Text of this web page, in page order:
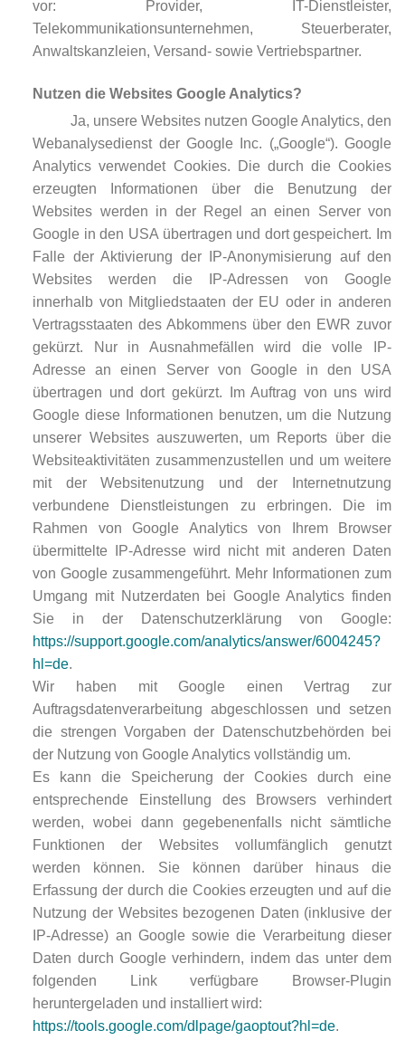
vor: Provider, IT-Dienstleister,
Telekommunikationsunternehmen, Steuerberater,
Anwaltskanzleien, Versand- sowie Vertriebspartner.
Nutzen die Websites Google Analytics?
Ja, unsere Websites nutzen Google Analytics, den
Webanalysedienst der Google Inc. („Google“). Google
Analytics verwendet Cookies. Die durch die Cookies
erzeugten Informationen über die Benutzung der
Websites werden in der Regel an einen Server von
Google in den USA übertragen und dort gespeichert. Im
Falle der Aktivierung der IP-Anonymisierung auf den
Websites werden die IP-Adressen von Google
innerhalb von Mitgliedstaaten der EU oder in anderen
Vertragsstaaten des Abkommens über den EWR zuvor
gekürzt. Nur in Ausnahmefällen wird die volle IP-
Adresse an einen Server von Google in den USA
übertragen und dort gekürzt. Im Auftrag von uns wird
Google diese Informationen benutzen, um die Nutzung
unserer Websites auszuwerten, um Reports über die
Websiteaktivitäten zusammenzustellen und um weitere
mit der Websitenutzung und der Internetnutzung
verbundene Dienstleistungen zu erbringen. Die im
Rahmen von Google Analytics von Ihrem Browser
übermittelte IP-Adresse wird nicht mit anderen Daten
von Google zusammengeführt. Mehr Informationen zum
Umgang mit Nutzerdaten bei Google Analytics finden
Sie in der Datenschutzerklärung von Google:
https://support.google.com/analytics/answer/6004245?
hl=de.
Wir haben mit Google einen Vertrag zur
Auftragsdatenverarbeitung abgeschlossen und setzen
die strengen Vorgaben der Datenschutzbehörden bei
der Nutzung von Google Analytics vollständig um.
Es kann die Speicherung der Cookies durch eine
entsprechende Einstellung des Browsers verhindert
werden, wobei dann gegebenenfalls nicht sämtliche
Funktionen der Websites vollumfänglich genutzt
werden können. Sie können darüber hinaus die
Erfassung der durch die Cookies erzeugten und auf die
Nutzung der Websites bezogenen Daten (inklusive der
IP-Adresse) an Google sowie die Verarbeitung dieser
Daten durch Google verhindern, indem das unter dem
folgenden Link verfügbare Browser-Plugin
heruntergeladen und installiert wird:
https://tools.google.com/dlpage/gaoptout?hl=de.